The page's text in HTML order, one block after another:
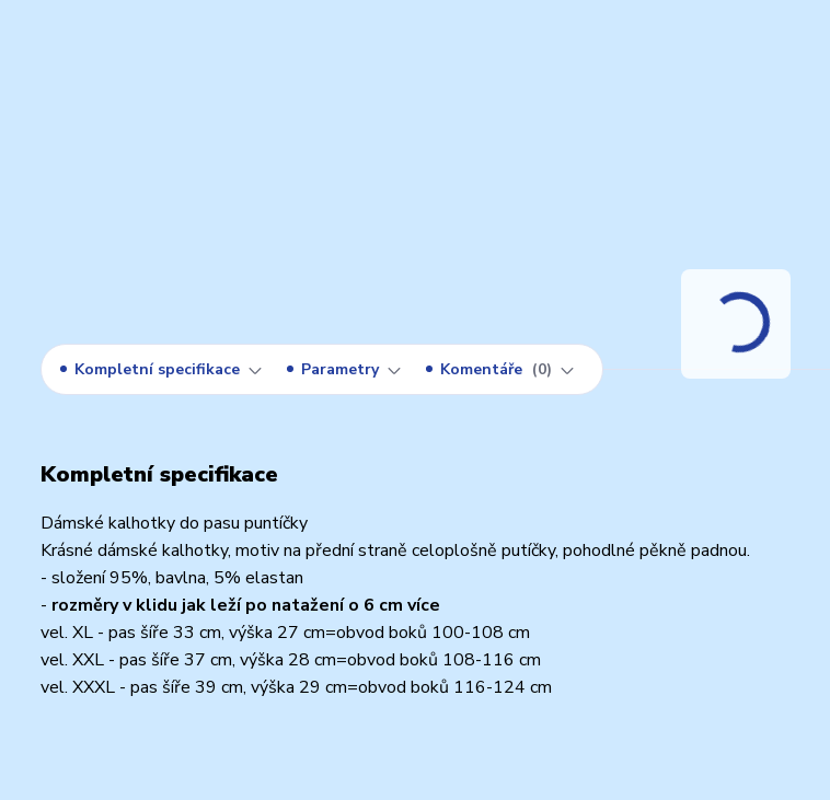
Kompletní specifikace Parametry Komentáře 0
Kompletní specifikace
Dámské kalhotky do pasu puntíčky
Krásné dámské kalhotky, motiv na přední straně celoplošně putíčky, pohodlné pěkně padnou.
- složení 95%, bavlna, 5% elastan
- rozměry v klidu jak leží po natažení o 6 cm více
vel. XL - pas šíře 33 cm, výška 27 cm=obvod boků 100-108 cm
vel. XXL - pas šíře 37 cm, výška 28 cm=obvod boků 108-116 cm
vel. XXXL - pas šíře 39 cm, výška 29 cm=obvod boků 116-124 cm